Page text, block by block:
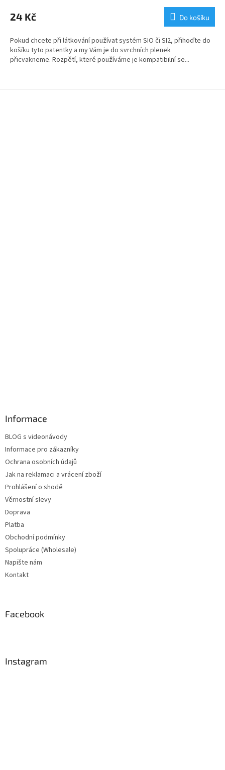
24 Kč Do košíku
Pokud chcete při látkování používat systém SIO či SI2, přihoďte do
košíku tyto patentky a my Vám je do svrchních plenek
přicvakneme. Rozpětí, které používáme je kompatibilní se...
Informace
BLOG s videonávody
Informace pro zákazníky
Ochrana osobních údajů
Jak na reklamaci a vrácení zboží
Prohlášení o shodě
Věrnostní slevy
Doprava
Platba
Obchodní podmínky
Spolupráce (Wholesale)
Napište nám
Kontakt
Facebook
Instagram